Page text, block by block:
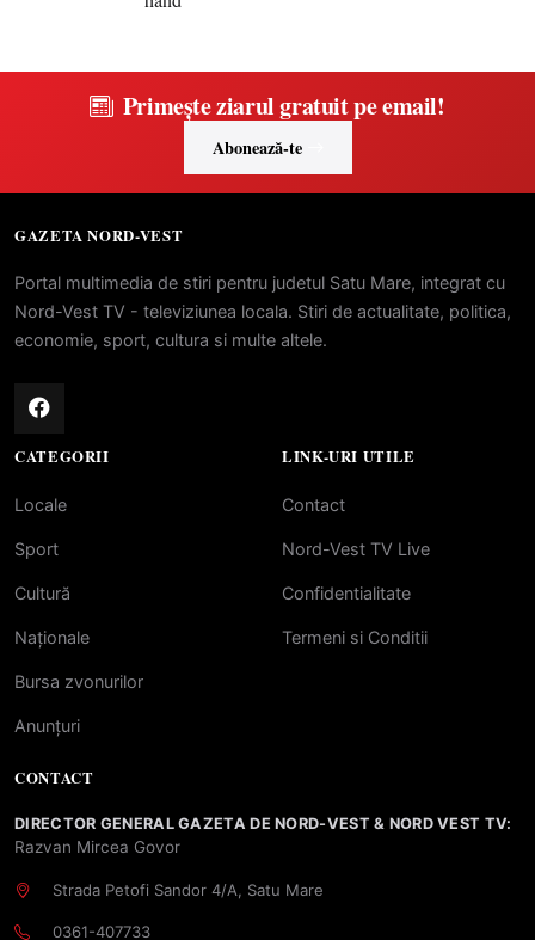
Primește ziarul gratuit pe email!
Abonează-te
GAZETA NORD-VEST
Portal multimedia de stiri pentru judetul Satu Mare, integrat cu
Nord-Vest TV - televiziunea locala. Stiri de actualitate, politica,
economie, sport, cultura si multe altele.
CATEGORII
Locale
Sport
Cultură
Naționale
Bursa zvonurilor
Anunțuri
LINK-URI UTILE
Contact
Nord-Vest TV Live
Confidentialitate
Termeni si Conditii
CONTACT
DIRECTOR GENERAL GAZETA DE NORD-VEST & NORD VEST TV:
Razvan Mircea Govor
Strada Petofi Sandor 4/A, Satu Mare
0361-407733